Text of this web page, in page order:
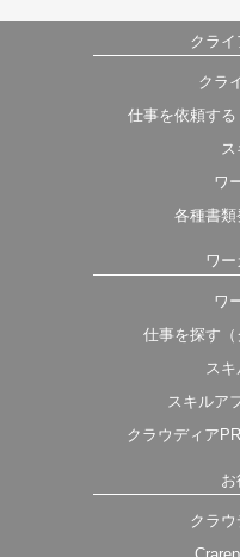
クラ
クラ
仕事を依頼する
ス
ワ
各種書類
ワ
ワ
仕事を探す（
ス
スキルア
クラウディア
お
クラ